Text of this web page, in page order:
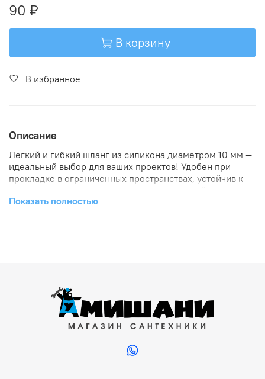
90 ₽
В корзину
В избранное
Описание
Легкий и гибкий шланг из силикона диаметром 10 мм —
идеальный выбор для ваших проектов! Удобен при
прокладке в ограниченных пространствах, устойчив к
Прочный материал обеспечивает долговечность
Показать полностью